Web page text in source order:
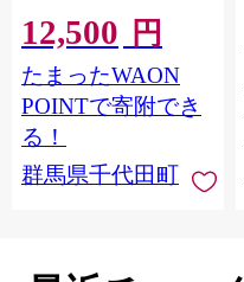
縄・離島地域へのお届
け不可
12,500 円
たまったWAON
POINTで寄附でき
る！
群馬県千代田町